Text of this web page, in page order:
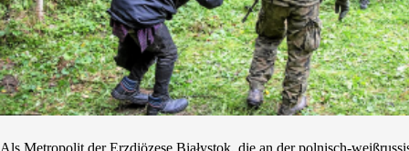
Als Metropolit der Erzdiözese Białystok, die an der polnisch-